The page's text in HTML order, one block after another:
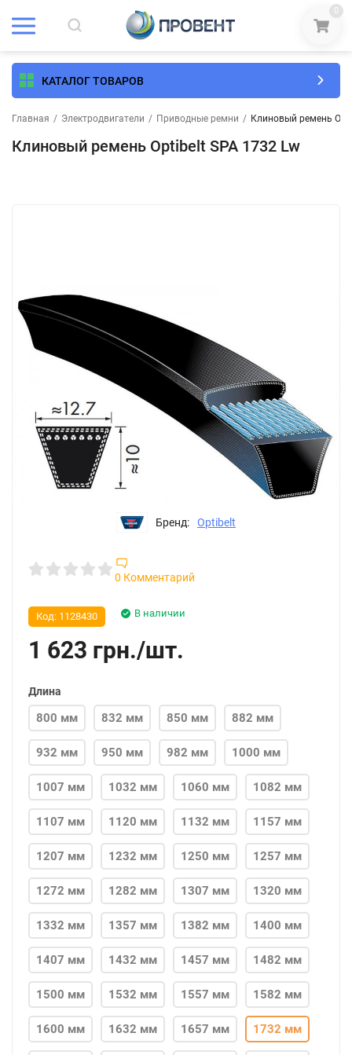
0
КАТАЛОГ ТОВАРОВ
Главная / Электродвигатели / Приводные ремни / Клиновый ремень
Клиновый ремень Optibelt SPA 1732 Lw
Бренд: Optibelt
0 Комментарий
В наличии
Код: 1128430
1 623 грн./шт.
Длина
800 мм 832 мм 850 мм 882 мм
932 мм 950 мм 982 мм 1000 мм
1007 мм 1032 мм 1060 мм 1082 мм
1107 мм 1120 мм 1132 мм 1157 мм
1207 мм 1232 мм 1250 мм 1257 мм
1272 мм 1282 мм 1307 мм 1320 мм
1332 мм 1357 мм 1382 мм 1400 мм
1407 мм 1432 мм 1457 мм 1482 мм
1500 мм 1532 мм 1557 мм 1582 мм
1600 мм 1632 мм 1657 мм 1732 мм